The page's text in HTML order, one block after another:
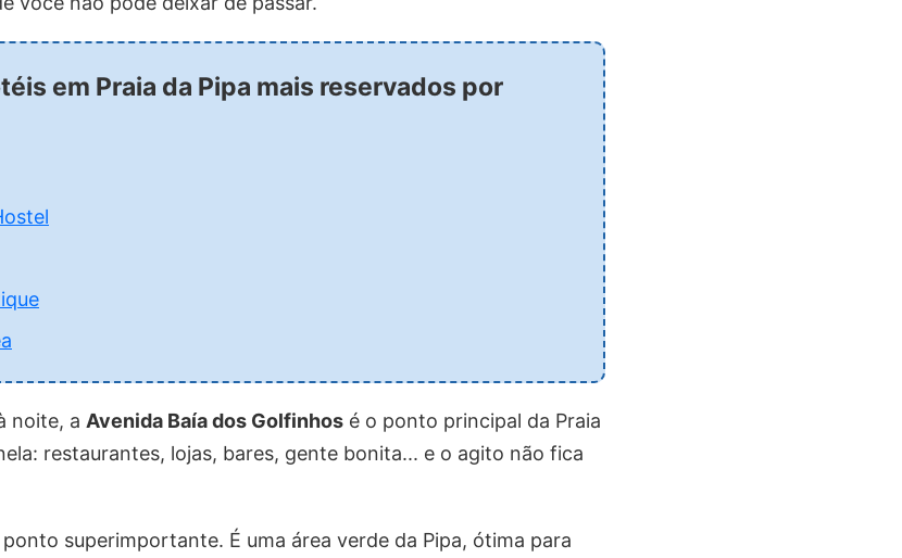
em Praia da Pipa mais reservados por
noite, a Avenida Baía dos Golfinhos é o ponto principal da Praia
restaurantes, lojas, bares, gente bonita... e o agito não fica
ponto superimportante. É uma área verde da Pipa, ótima para